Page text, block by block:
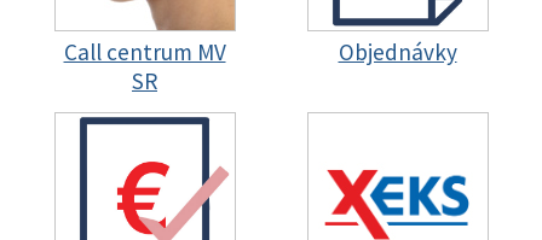
Call centrum MV
SR
Objednávky